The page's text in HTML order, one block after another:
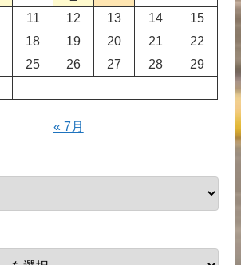
11 12 13 14
15
18 19 20 21
22
25 26 27 28
29
« 7月